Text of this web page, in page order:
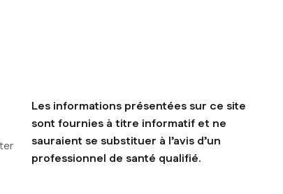
Les informations présentées sur ce site
sont fournies à titre informatif et ne
sauraient se substituer à l’avis d’un
professionnel de santé qualifié.